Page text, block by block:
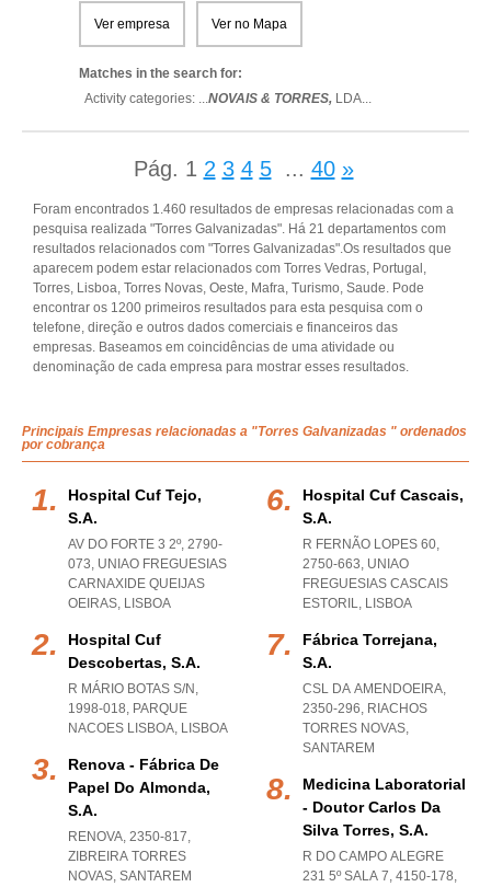
Ver empresa Ver no Mapa
Matches in the search for:
Activity categories: ...NOVAIS & TORRES, LDA...
Pág. 1 2 3 4 5 ... 40 »
Foram encontrados 1.460 resultados de empresas relacionadas com a
pesquisa realizada "Torres Galvanizadas". Há 21 departamentos com
resultados relacionados com "Torres Galvanizadas".Os resultados que
aparecem podem estar relacionados com Torres Vedras, Portugal,
Torres, Lisboa, Torres Novas, Oeste, Mafra, Turismo, Saude. Pode
encontrar os 1200 primeiros resultados para esta pesquisa com o
telefone, direção e outros dados comerciais e financeiros das
empresas. Baseamos em coincidências de uma atividade ou
denominação de cada empresa para mostrar esses resultados.
Principais Empresas relacionadas a "Torres Galvanizadas " ordenados
por cobrança
Hospital Cuf Tejo,
S.a.
AV DO FORTE 3 2º, 2790-
073, UNIAO FREGUESIAS
CARNAXIDE QUEIJAS
OEIRAS, LISBOA
Hospital Cuf
Descobertas, S.a.
R MÁRIO BOTAS S/N,
1998-018, PARQUE
NACOES LISBOA, LISBOA
Renova - Fábrica De
Papel Do Almonda,
S.a.
RENOVA, 2350-817,
ZIBREIRA TORRES
NOVAS, SANTAREM
Hospital Cuf Cascais,
S.a.
R FERNÃO LOPES 60,
2750-663, UNIAO
FREGUESIAS CASCAIS
ESTORIL, LISBOA
Fábrica Torrejana,
S.a.
CSL DA AMENDOEIRA,
2350-296, RIACHOS
TORRES NOVAS,
SANTAREM
Medicina Laboratorial
- Doutor Carlos Da
Silva Torres, S.a.
R DO CAMPO ALEGRE
231 5º SALA 7, 4150-178,